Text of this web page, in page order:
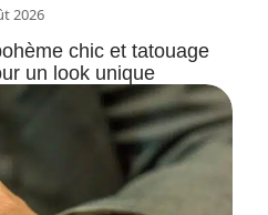
2026
chic et tatouage
un look unique